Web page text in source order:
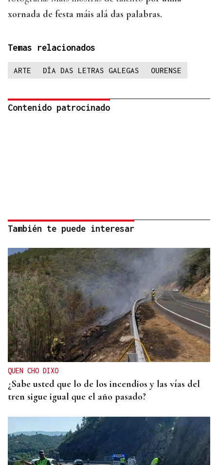
xornada de festa máis alá das palabras.
Temas relacionados
ARTE DÍA DAS LETRAS GALEGAS OURENSE
Contenido patrocinado
También te puede interesar
QUEN CHO DIXO
¿Sabe usted que lo de los incendios y las vías del
tren sigue igual que el año pasado?